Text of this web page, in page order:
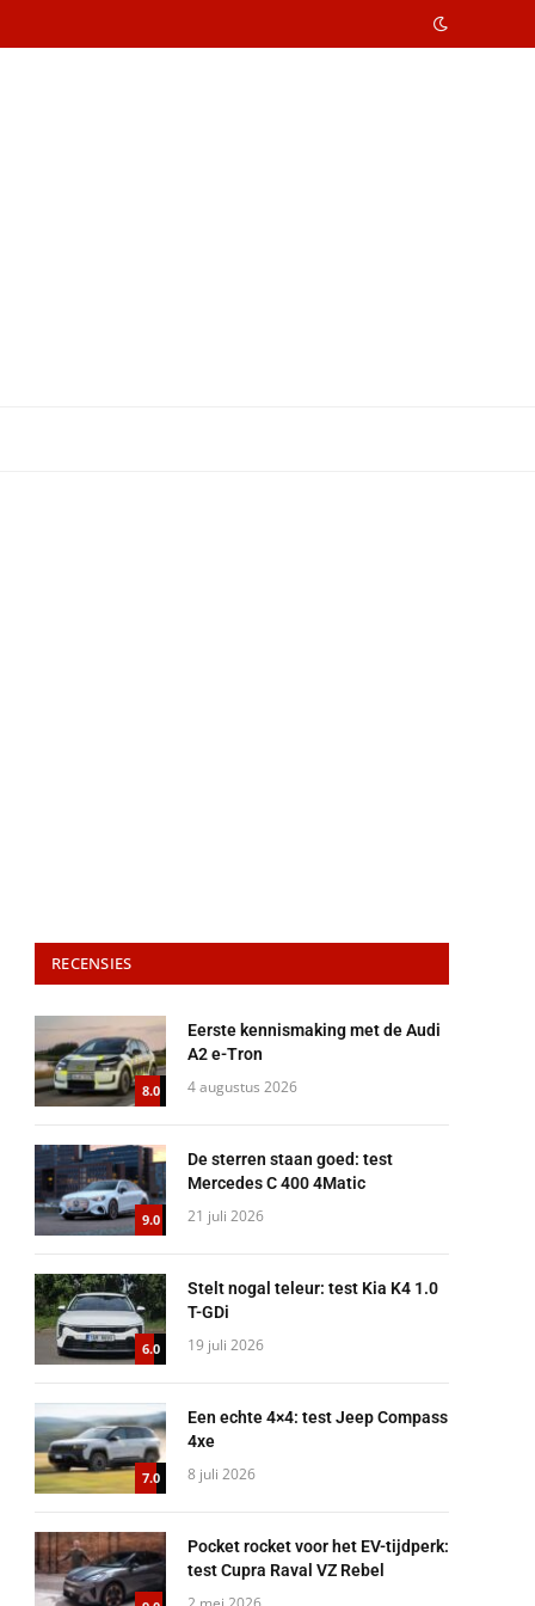
RECENSIES
8.0
Eerste kennismaking met de Audi
A2 e-Tron
4 augustus 2026
9.0
De sterren staan goed: test
Mercedes C 400 4Matic
21 juli 2026
6.0
Stelt nogal teleur: test Kia K4 1.0
T-GDi
19 juli 2026
7.0
Een echte 4×4: test Jeep Compass
4xe
8 juli 2026
Pocket rocket voor het EV-tijdperk:
test Cupra Raval VZ Rebel